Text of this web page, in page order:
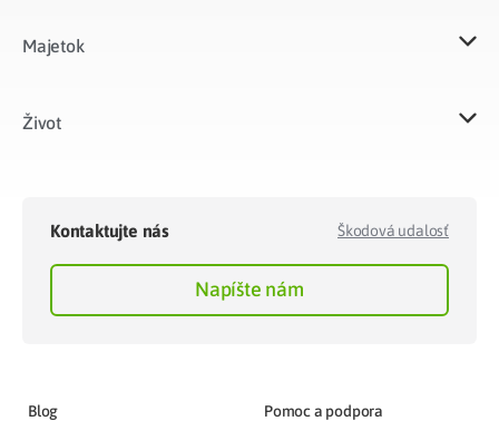
Majetok​
Život​
Kontaktujte nás Škodová udalosť
Napíšte nám
Blog Pomoc a podpora